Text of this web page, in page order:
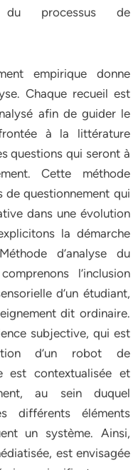
processus de
empirique donne
Chaque recueil est
afin de guider le
à la littérature
questions qui seront à
Cette méthode
de questionnement qui
dans une évolution
la démarche
d’analyse du
l’inclusion
d’un étudiant,
dit ordinaire.
subjective, qui est
d’un robot de
est contextualisée et
au sein duquel
différents éléments
un système. Ainsi,
est envisagée